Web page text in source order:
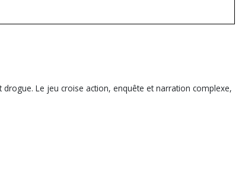
Le jeu croise action, enquête et narration complexe,